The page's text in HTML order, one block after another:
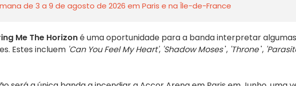
de 3 a 9 de agosto de 2026 em Paris e na Île-de-France
Me The Horizoné uma oportunidade para a banda interpretar algumas
Estes incluem 'Can You Feel My Heart', 'Shadow Moses', 'Throne',